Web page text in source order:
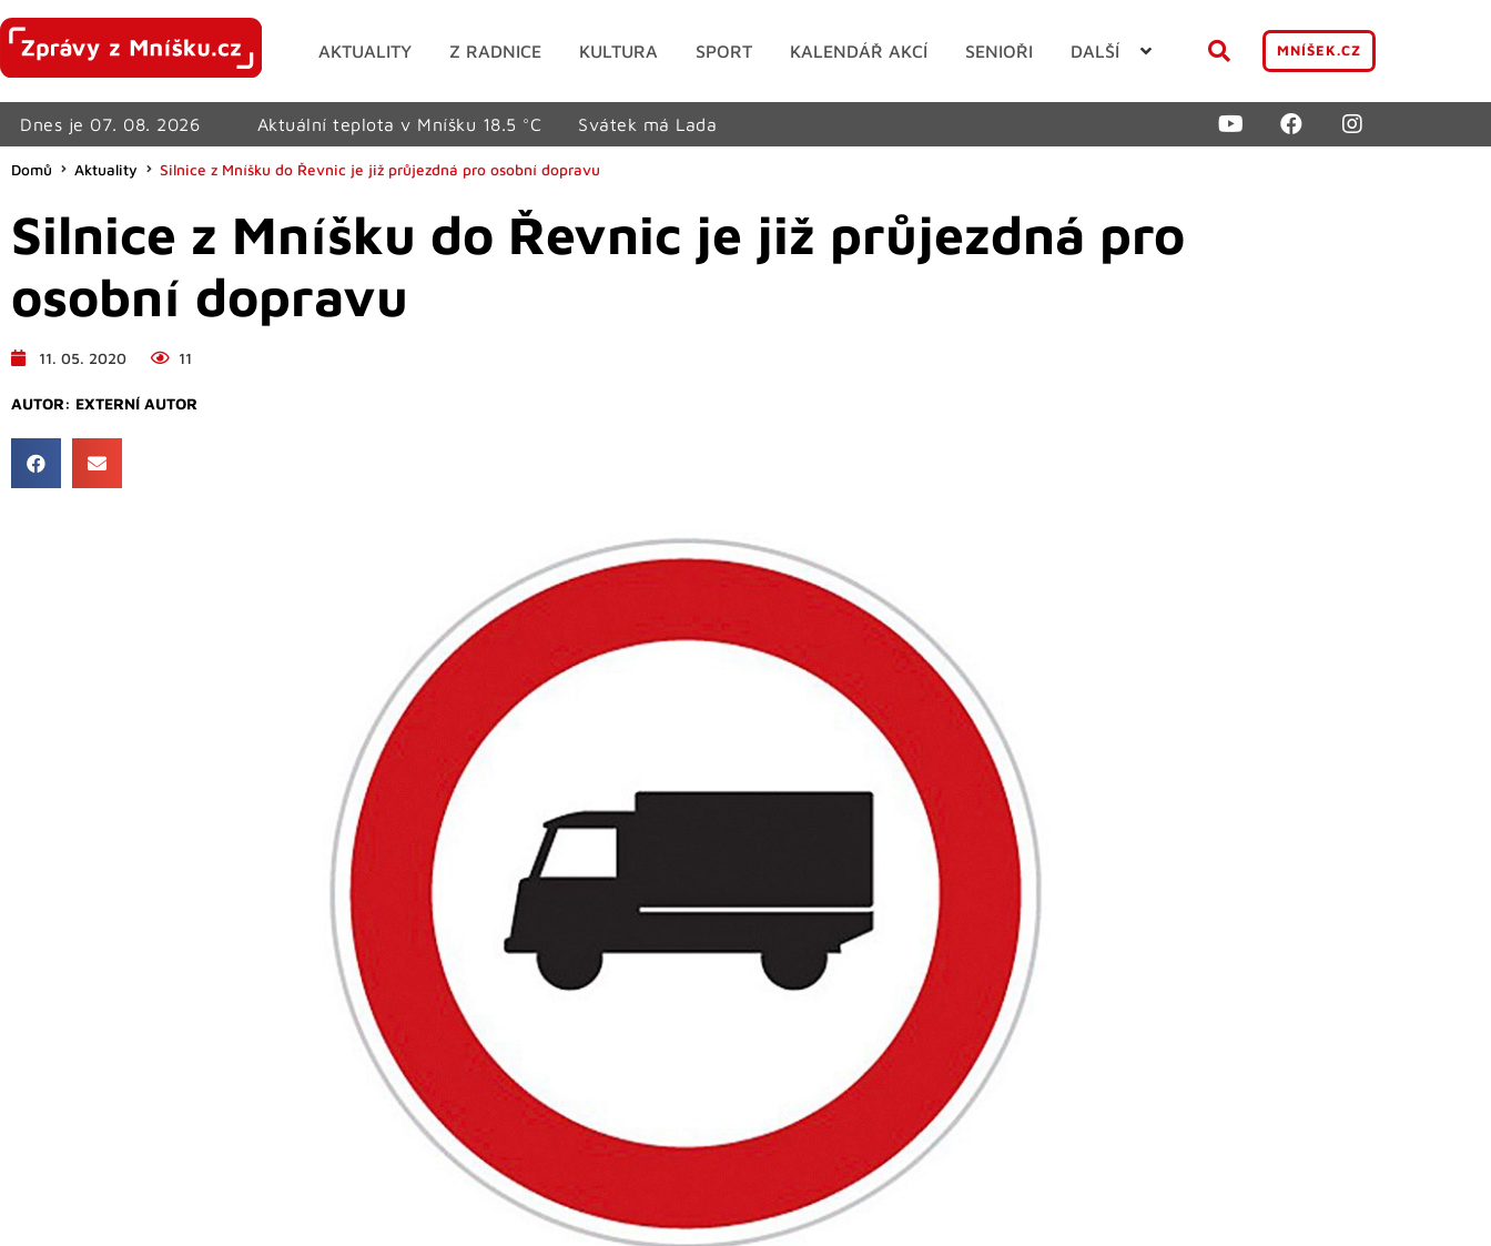
AKTUALITY Z RADNICE KULTURA SPORT KALENDÁŘ AKCÍ SENIOŘI DALŠÍ MNÍŠEK.CZ
Dnes je 07. 08. 2026 Aktuální teplota v Mníšku 18.5 °C Svátek má Lada
Domů Aktuality Silnice z Mníšku do Řevnic je již průjezdná pro osobní dopravu
Silnice z Mníšku do Řevnic je již průjezdná pro
osobní dopravu
11. 05. 2020 11
AUTOR: EXTERNÍ AUTOR